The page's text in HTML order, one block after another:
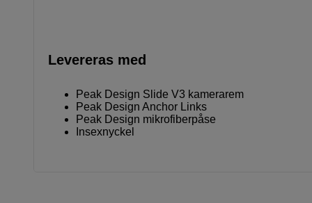
Levereras med
Peak Design Slide V3 kamerarem
Peak Design Anchor Links
Peak Design mikrofiberpåse
Insexnyckel